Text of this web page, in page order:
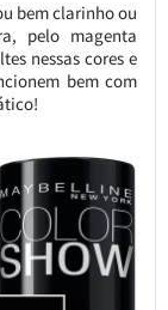
bem clarinho ou
pelo magenta
nessas cores e
bem com